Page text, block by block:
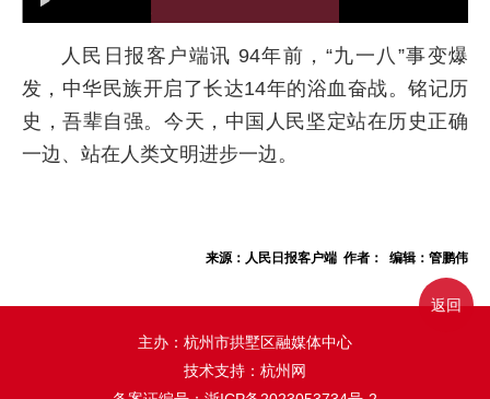
人民日报客户端讯 94年前，“九一八”事变爆
发，中华民族开启了长达14年的浴血奋战。铭记历
史，吾辈自强。今天，中国人民坚定站在历史正确
一边、站在人类文明进步一边。
来源：人民日报客户端 作者： 编辑：管鹏伟
主办：杭州市拱墅区融媒体中心
技术支持：杭州网
返回